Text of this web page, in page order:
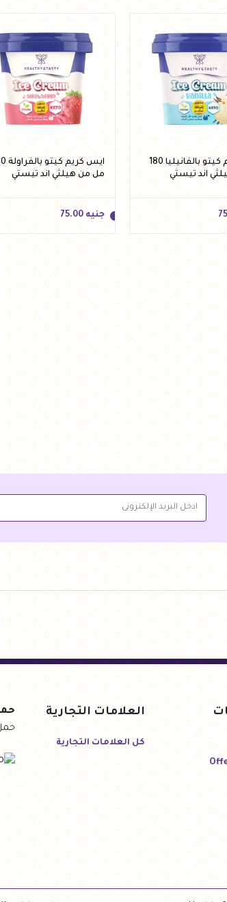
ايس كريم كيتو بالفانيليا 180
اند تيستي
أضف للسلة
ايس كريم
مل من هيلثي اند تيستي
جنيه 75.00
جنيه 75.00
أضف للسلة
العلامات التجارية
كل العلامات التجارية